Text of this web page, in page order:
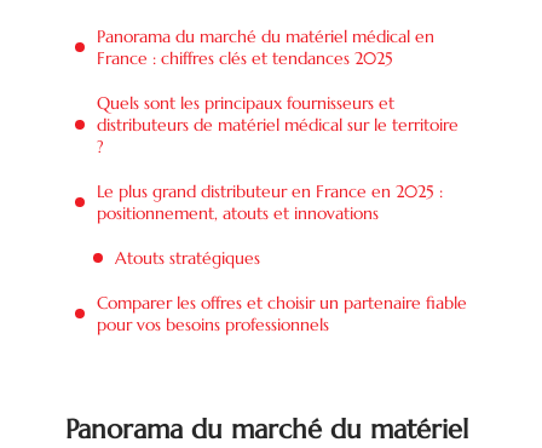
Panorama du marché du matériel médical en
France : chiffres clés et tendances 2025
Quels sont les principaux fournisseurs et
distributeurs de matériel médical sur le territoire
?
Le plus grand distributeur en France en 2025 :
positionnement, atouts et innovations
Atouts stratégiques
Comparer les offres et choisir un partenaire fiable
pour vos besoins professionnels
Panorama du marché du matériel